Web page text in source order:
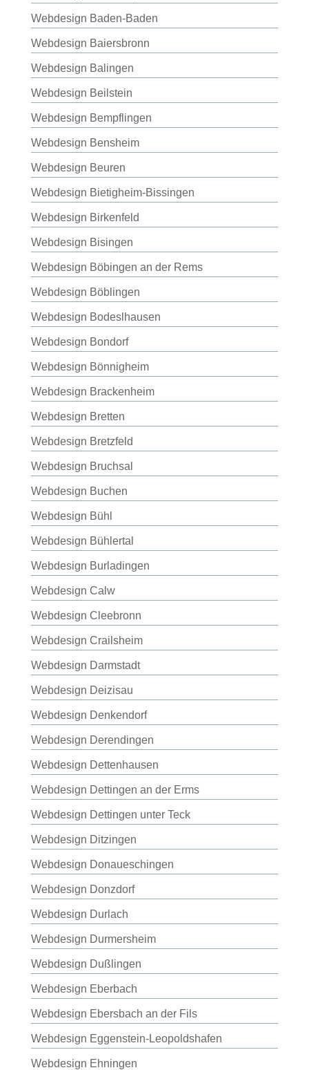
Webdesign Baden-Baden
Webdesign Baiersbronn
Webdesign Balingen
Webdesign Beilstein
Webdesign Bempflingen
Webdesign Bensheim
Webdesign Beuren
Webdesign Bietigheim-Bissingen
Webdesign Birkenfeld
Webdesign Bisingen
Webdesign Böbingen an der Rems
Webdesign Böblingen
Webdesign Bodeslhausen
Webdesign Bondorf
Webdesign Bönnigheim
Webdesign Brackenheim
Webdesign Bretten
Webdesign Bretzfeld
Webdesign Bruchsal
Webdesign Buchen
Webdesign Bühl
Webdesign Bühlertal
Webdesign Burladingen
Webdesign Calw
Webdesign Cleebronn
Webdesign Crailsheim
Webdesign Darmstadt
Webdesign Deizisau
Webdesign Denkendorf
Webdesign Derendingen
Webdesign Dettenhausen
Webdesign Dettingen an der Erms
Webdesign Dettingen unter Teck
Webdesign Ditzingen
Webdesign Donaueschingen
Webdesign Donzdorf
Webdesign Durlach
Webdesign Durmersheim
Webdesign Dußlingen
Webdesign Eberbach
Webdesign Ebersbach an der Fils
Webdesign Eggenstein-Leopoldshafen
Webdesign Ehningen